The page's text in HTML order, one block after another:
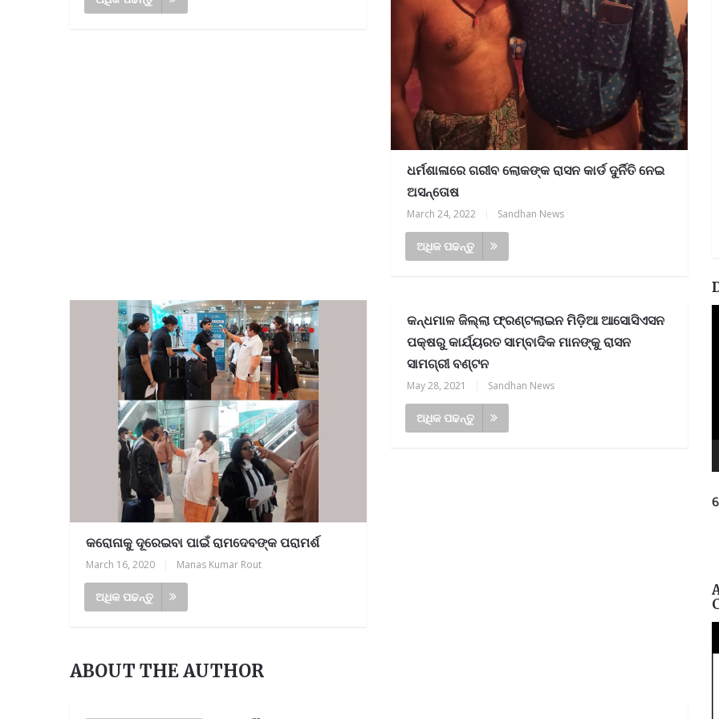
ଧର୍ମଶାଳାରେ ଗରୀବ ଲୋକଙ୍କ ରାସନ କାର୍ଡ ଦୁର୍ନିତି ନେଇ
ଅସନ୍ତୋଷ
March 24, 2022 Sandhan News
ଅଧିକ ପଢନ୍ତୁ
କରୋନାକୁ ଦୂରେଇବା ପାଇଁ ରାମଦେବଙ୍କ ପରାମର୍ଶ
March 16, 2020 Manas Kumar Rout
ଅଧିକ ପଢନ୍ତୁ
କନ୍ଧମାଳ ଜିଲ୍ଲା ଫ୍ରଣ୍ଟଲାଇନ ମିଡ଼ିଆ ଆସୋସିଏସନ
ପକ୍ଷରୁ କାର୍ଯ୍ୟରତ ସାମ୍ବାଦିକ ମାନଙ୍କୁ ରାସନ
ସାମଗ୍ରୀ ବଣ୍ଟନ
May 28, 2021 Sandhan News
ଅଧିକ ପଢନ୍ତୁ
ABOUT THE AUTHOR